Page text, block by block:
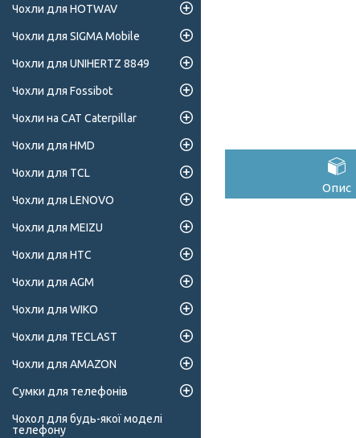
Опис
Чохли для HOTWAV
Чохли для SIGMA Mobile
Чохли для UNIHERTZ 8849
Чохли для Fossibot
Чохли на CAT Caterpillar
Чохли для HMD
Чохли для TCL
Чохли для LENOVO
Чохли для MEIZU
Чохли для HTC
Чохли для AGM
Чохли для WIKO
Чохли для TECLAST
Чохли для AMAZON
Сумки для телефонів
Чохол для будь-якої моделі
телефону